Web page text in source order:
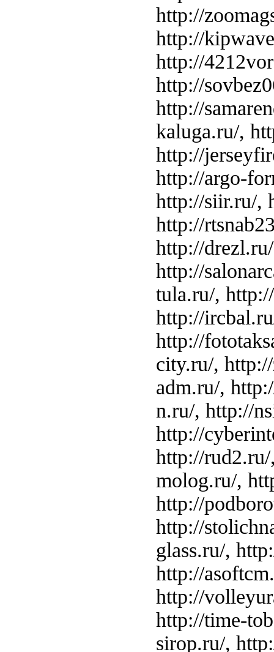
http://
http://
http://
http://
http://
kaluga.ru/,
http://
http://argo-
http://siir.ru/,
http://
http://
http://
tula.ru/,
http://
http://
city.ru/,
adm.ru/,
n.ru/, http://
http://
http://
molog.ru/,
http://
http://
glass.ru/,
http://
http://
http://time-
sirop.ru/,